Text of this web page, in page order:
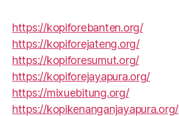
https://kopiforebanten.org/
https://kopiforejateng.org/
https://kopiforesumut.org/
https://kopiforejayapura.org/
https://mixuebitung.org/
https://kopikenanganjayapura.org/